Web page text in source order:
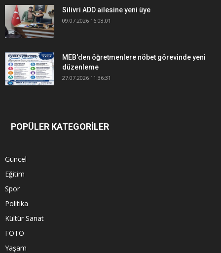
Silivri ADD ailesine yeni üye
09.07.2026 16:08:01
MEB'den öğretmenlere nöbet görevinde yeni
düzenleme
27.07.2026 11:36:31
POPÜLER KATEGORİLER
Güncel
Eğitim
Spor
Politika
Kültür Sanat
FOTO
Yaşam